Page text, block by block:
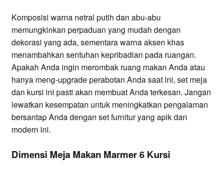
Komposisi warna netral putih dan abu-abu
memungkinkan perpaduan yang mudah dengan
dekorasi yang ada, sementara warna aksen khas
menambahkan sentuhan kepribadian pada ruangan.
Apakah Anda ingin merombak ruang makan Anda atau
hanya meng-upgrade perabotan Anda saat ini, set meja
dan kursi ini pasti akan membuat Anda terkesan. Jangan
lewatkan kesempatan untuk meningkatkan pengalaman
bersantap Anda dengan set furnitur yang apik dan
modern ini.
Dimensi Meja Makan Marmer 6 Kursi